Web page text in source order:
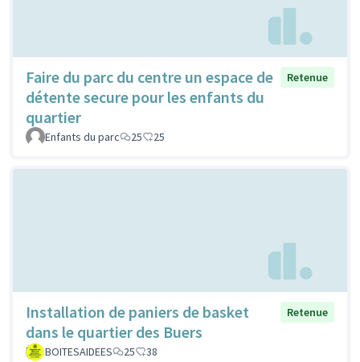
Faire du parc du centre un espace de
détente secure pour les enfants du
quartier
Retenue
Enfants du parc 25 25
Installation de paniers de basket
dans le quartier des Buers
Retenue
BOITESAIDEES 25 38